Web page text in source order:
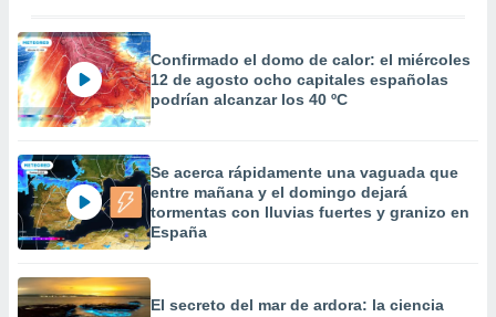
Confirmado el domo de calor: el miércoles
12 de agosto ocho capitales españolas
podrían alcanzar los 40 ºC
Se acerca rápidamente una vaguada que
entre mañana y el domingo dejará
tormentas con lluvias fuertes y granizo en
España
El secreto del mar de ardora: la ciencia